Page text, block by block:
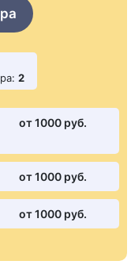
2
от 1000 pуб.
от 1000 pуб.
от 1000 pуб.